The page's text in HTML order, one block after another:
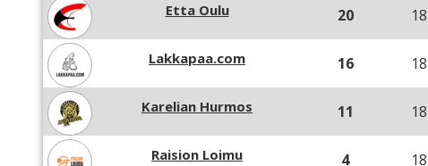
Etta Oulu 20 18
Lakkapaa.com 16 18
Karelian Hurmos 11 18
Raision Loimu 4 18